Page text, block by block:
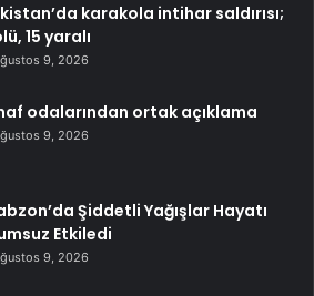
karakola intihar saldırısı;
15 yaralı
9, 2026
odalarından ortak açıklama
9, 2026
Şiddetli Yağışlar Hayatı
Etkiledi
9, 2026